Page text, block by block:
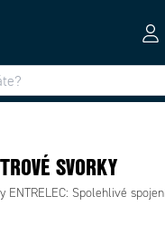
SVORKY
ENTRELEC: Spolehlivé